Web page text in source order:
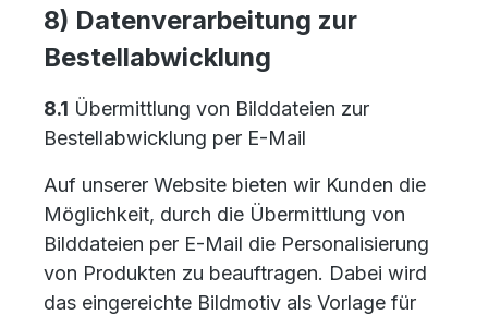
8) Datenverarbeitung zur
Bestellabwicklung
8.1 Übermittlung von Bilddateien zur
Bestellabwicklung per E-Mail
Auf unserer Website bieten wir Kunden die
Möglichkeit, durch die Übermittlung von
Bilddateien per E-Mail die Personalisierung
von Produkten zu beauftragen. Dabei wird
das eingereichte Bildmotiv als Vorlage für